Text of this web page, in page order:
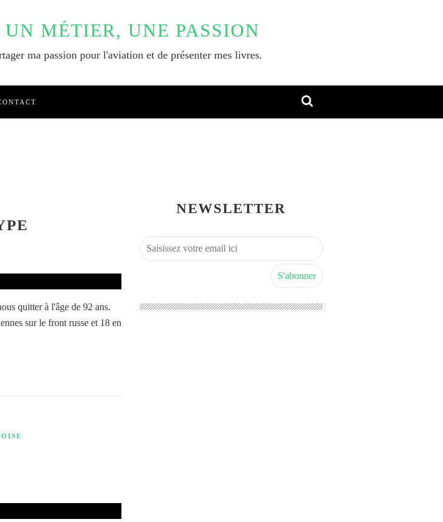
MÉTIER, UNE PASSION
ma passion pour l'aviation et de présenter mes livres.
quitter à l'âge de 92 ans.
sur le front russe et 18 en
NEWSLETTER